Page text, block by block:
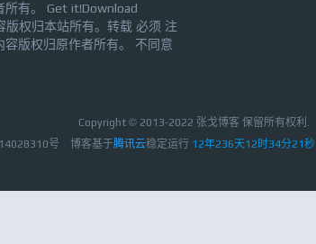
所有。 Get it!Download
权归本站所有。转载 必须 注
容版权归原作者所有。 不同意
Copyright © 2013-2022 张戈博客 保留所有权利.
号
博客基于腾讯云稳定运行 12年236天12时34分22秒